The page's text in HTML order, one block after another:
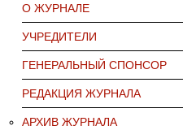
О ЖУРНАЛЕ
УЧРЕДИТЕЛИ
ГЕНЕРАЛЬНЫЙ СПОНСОР
РЕДАКЦИЯ ЖУРНАЛА
АРХИВ ЖУРНАЛА